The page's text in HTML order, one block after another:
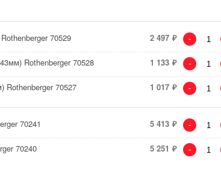
70529 2 497 -
Rothenberger 70528 1 133 -
Rothenberger 70527 1 017 -
70241 5 413 -
70240 5 251 -